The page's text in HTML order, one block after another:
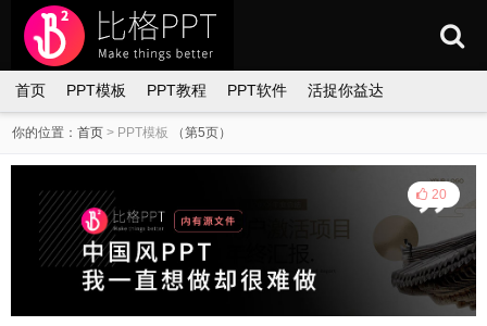
首页 PPT模板 PPT教程 PPT软件 活捉你益达
你的位置：首页 > PPT模板 （第5页）
20